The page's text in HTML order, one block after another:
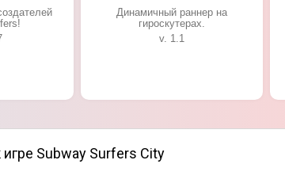
Динамичный раннер на
гироскутерах.
v. 1.1
Subway Surfers City